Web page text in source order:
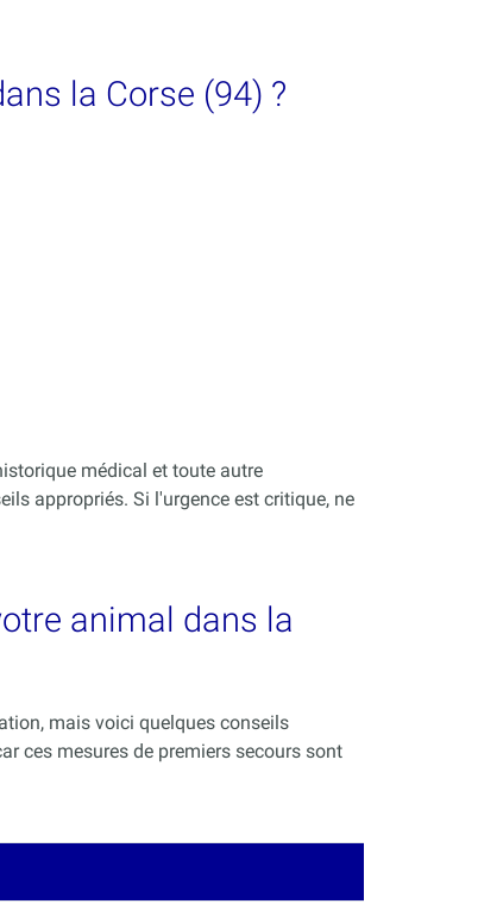
la Corse (94) ?
médical et toute autre
appropriés. Si l'urgence est critique, ne
animal dans la
mais voici quelques conseils
ces mesures de premiers secours sont